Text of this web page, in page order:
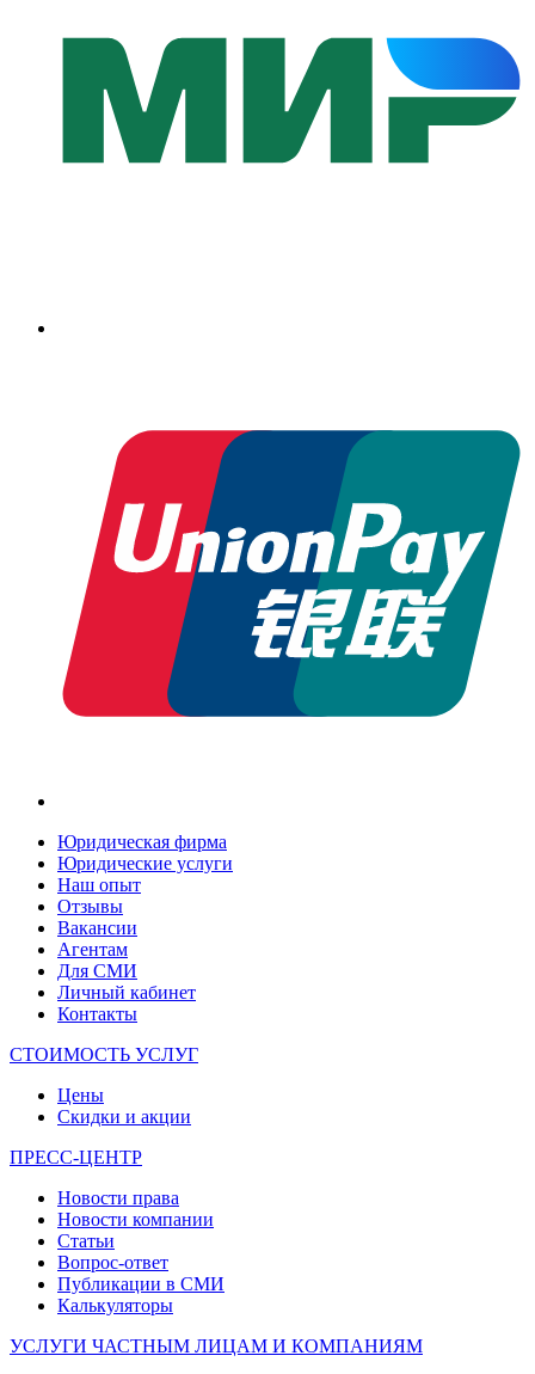
Юридическая фирма
Юридические услуги
Наш опыт
Отзывы
Вакансии
Агентам
Для СМИ
Личный кабинет
Контакты
СТОИМОСТЬ УСЛУГ
Цены
Скидки и акции
ПРЕСС-ЦЕНТР
Новости права
Новости компании
Статьи
Вопрос-ответ
Публикации в СМИ
Калькуляторы
УСЛУГИ ЧАСТНЫМ ЛИЦАМ И КОМПАНИЯМ